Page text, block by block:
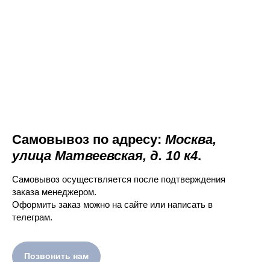
Самовывоз по адресу: Москва,
улица Матвеевская, д. 10 к4.
Самовывоз осуществляется после подтверждения
заказа менеджером.
Оформить заказ можно на сайте или написать в
телеграм.
Позвонить нам